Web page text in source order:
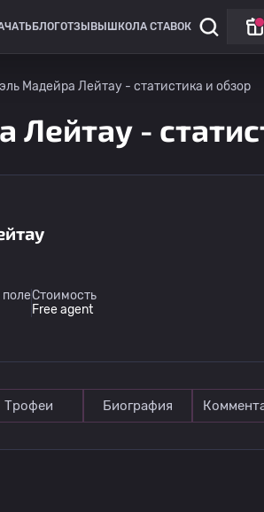
БЛОГОТЗЫВЫ ШКОЛА СТАВОК
Мадейра Лейтау - статистика и обзор
-
Стоимость
Free agent
Трофеи Биография